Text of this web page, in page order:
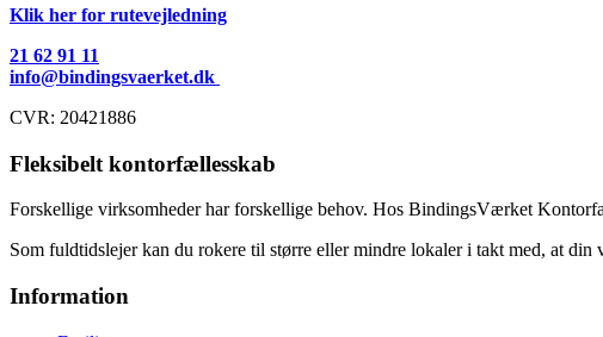
Klik her for rutevejledning
21 62 91 11
info@bindingsvaerket.dk
​CVR​: 20421886
Fleksibelt kontorfællesskab
Forskellige virksomheder har forskellige behov. Hos BindingsVærket
​Som fuldtidslejer kan du rokere til større eller mindre lokaler i takt med, at
Information